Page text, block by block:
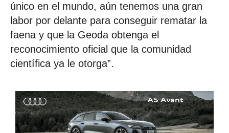
único en el mundo, aún tenemos una gran
labor por delante para conseguir rematar la
faena y que la Geoda obtenga el
reconocimiento oficial que la comunidad
científica ya le otorga”.